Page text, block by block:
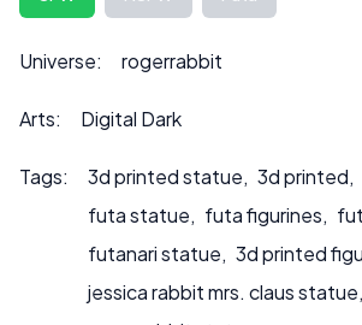
info@sultry3dprints.com*** w sprawie indywidualnych
zamówień lub jeśli chcesz, abyśmy
Universe: rogerrabbit
Arts: Digital Dark
Tags: 3d printed statue, 3d printed,
futa statue, futa figurines,
futanari statue, 3d printed
jessica rabbit mrs. claus statue,